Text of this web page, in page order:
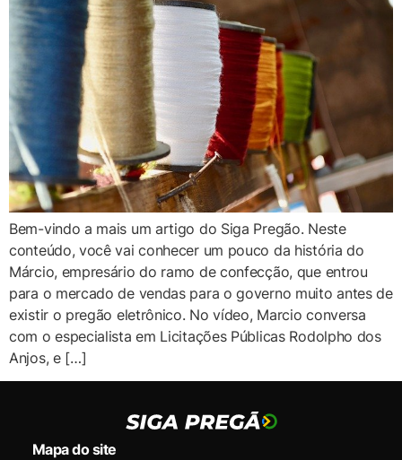
Bem-vindo a mais um artigo do Siga Pregão. Neste
conteúdo, você vai conhecer um pouco da história do
Márcio, empresário do ramo de confecção, que entrou
para o mercado de vendas para o governo muito antes de
existir o pregão eletrônico. No vídeo, Marcio conversa
com o especialista em Licitações Públicas Rodolpho dos
Anjos, e […]
Mapa do site